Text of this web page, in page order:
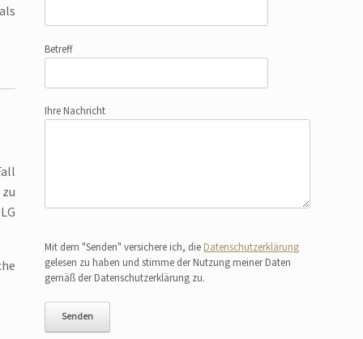
Betreff
Ihre Nachricht
Mit dem "Senden" versichere ich, die Datenschutzerklärung
gelesen zu haben und stimme der Nutzung meiner Daten
gemäß der Datenschutzerklärung zu.